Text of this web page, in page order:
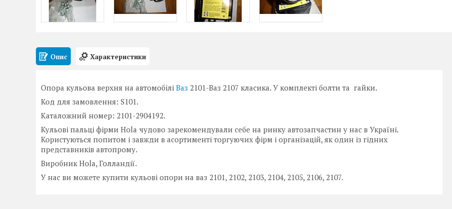
Опис Характеристики
Опора кульова верхня на автомобілі Ваз 2101-Ваз 2107 класика. У комплекті болти та гайки.
Код для замовлення: S101.
Каталожний номер: 2101-2904192.
Кульові пальці фірми Hola чудово зарекомендували себе на ринку автозапчастин у нас в Україні.
Користуються попитом і завжди в асортименті торгуючих фірм і організацій, як один із гідних
представників автопрому.
Виробник Hola, Голландії.
У нас ви можете купити кульові опори на ваз 2101, 2102, 2103, 2104, 2105, 2106, 2107.